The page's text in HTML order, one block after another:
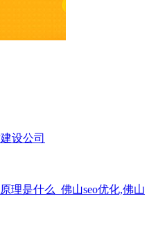
设公司
理是什么_佛山seo优化,佛山